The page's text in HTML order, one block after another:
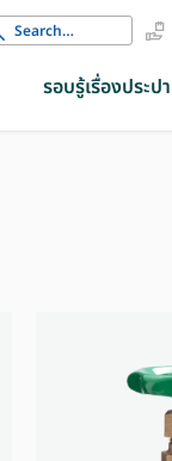
Search
for:
รอบรู้เรื่องประปา